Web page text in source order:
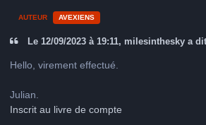
AUTEUR AVEXIENS
Le 12/09/2023 à 19:11, milesinthesky a
Hello, virement effectué.
Julian.
Inscrit au livre de compte